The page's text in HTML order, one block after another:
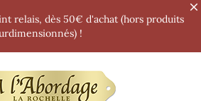
relais, dès 50€ d'achat (hors produits
!